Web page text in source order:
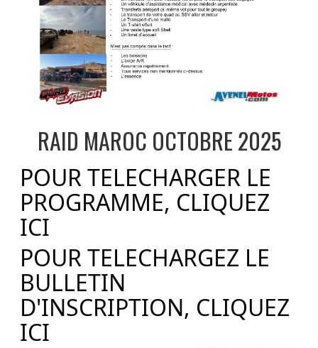
RAID MAROC OCTOBRE 2025
POUR TELECHARGER LE
PROGRAMME, CLIQUEZ
ICI
POUR TELECHARGEZ LE
BULLETIN
D'INSCRIPTION, CLIQUEZ
ICI